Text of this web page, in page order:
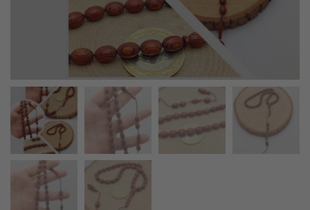
- BİLEKLİK VE KOLYE ÖZEL YAPIM İSTEKLERİNİZİ İLETEBİLİRSİNİZ
- YURT DIŞI GÖNDERİM YAPIYORUZ.DETAYLAR İÇİN İLETİŞİM
TIKLAYINIZ
- INSTAGRAM HESABIMIZ TIKLAYINIZ
- SİPARİŞ SONRASI KARGO TAKİBİ İÇİN HESABIM - SİPARİŞLERİM